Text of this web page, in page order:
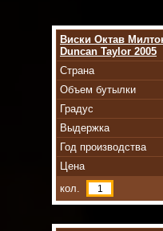
Виски Октав
Duncan Taylor 2005
Страна
Объем бутылки
Градус
Выдержка
Год производства
Цена
кол.